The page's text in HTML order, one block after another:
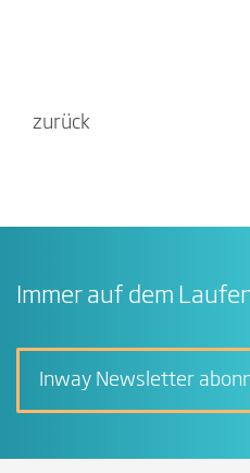
zurück
Immer auf dem
Inway Newsletter